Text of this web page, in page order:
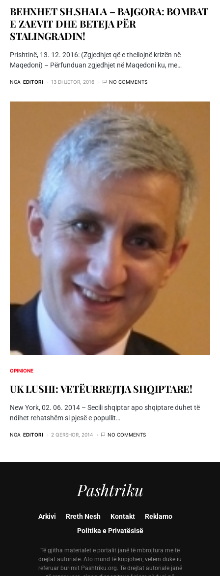
BEHXHET SH.SHALA – BAJGORA: BOMBAT
E ZAEVIT DHE BETEJA PËR
STALINGRADIN!
Prishtinë, 13. 12. 2016: (Zgjedhjet që e thellojnë krizën në
Maqedoni) – Përfunduan zgjedhjet në Maqedoni ku, me…
NGA EDITORI 13 DHJETOR, 2016 NO COMMENTS
OPINIONE
UK LUSHI: VETËURREJTJA SHQIPTARE!
New York, 02. 06. 2014 – Secili shqiptar apo shqiptare duhet të
ndihet rehatshëm si pjesë e popullit…
NGA EDITORI 2 QERSHOR, 2014 NO COMMENTS
Pashtriku
Arkivi Rreth Nesh Kontakt
Reklamo
Politika e Privatësisë
Të gjitha materialet e portalit janë të mbrojtura me të
drejtat autoriale. Ato mund të kopjohen, vetëm duke iu
referuar burimit Pashtriku.org. Të drejtat autoriale janë